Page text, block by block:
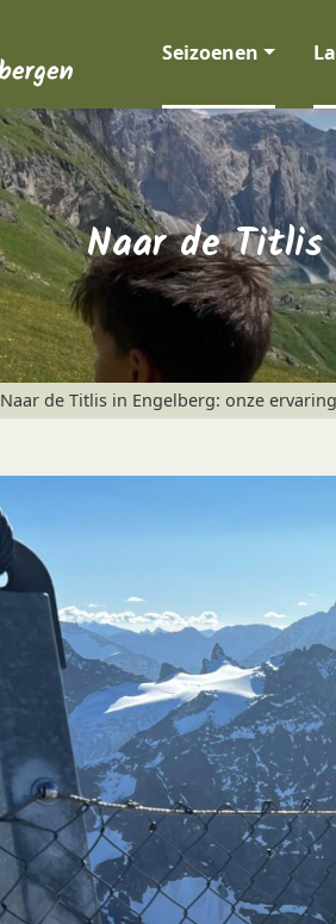
Seizoenen
Naar de Titlis
Naar de Titlis in Engelberg: onze